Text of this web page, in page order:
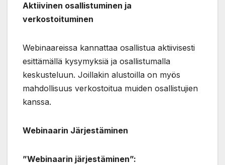
Aktiivinen osallistuminen ja
verkostoituminen
Webinaareissa kannattaa osallistua aktiivisesti
esittämällä kysymyksiä ja osallistumalla
keskusteluun. Joillakin alustoilla on myös
mahdollisuus verkostoitua muiden osallistujien
kanssa.
Webinaarin Järjestäminen
”Webinaarin järjestäminen”: